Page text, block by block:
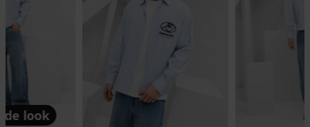
de look